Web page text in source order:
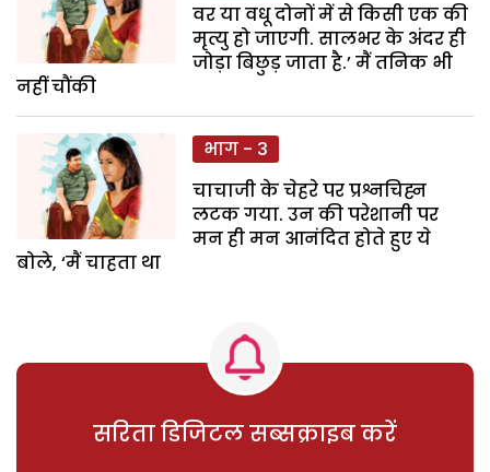
वर या वधू दोनों में से किसी एक की
मृत्यु हो जाएगी. सालभर के अंदर ही
जोड़ा बिछुड़ जाता है.’ मैं तनिक भी
नहीं चौंकी
भाग - 3
चाचाजी के चेहरे पर प्रश्नचिह्न
लटक गया. उन की परेशानी पर
मन ही मन आनंदित होते हुए ये
बोले, ‘मैं चाहता था
सरिता डिजिटल सब्सक्राइब करें